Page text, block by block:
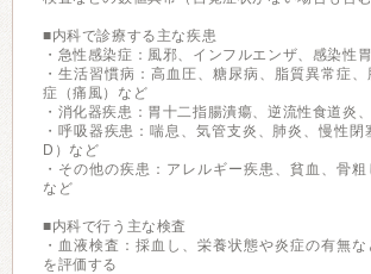
■内科で診療する主な疾患
・急性感染症：風邪、インフルエンザ、感染性
・生活習慣病：高血圧、糖尿病、脂質異常症、
症（痛風）など
・消化器疾患：胃十二指腸潰瘍、逆流性食道炎
・呼吸器疾患：喘息、気管支炎、肺炎、慢性閉
D）など
・その他の疾患：アレルギー疾患、貧血、骨
など
■内科で行う主な検査
・血液検査：採血し、栄養状態や炎症の有無
を評価する